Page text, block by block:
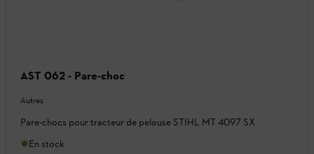
AST 062 - Pare-choc
Autres
Pare-chocs pour tracteur de pelouse STIHL MT 4097 SX
En stock